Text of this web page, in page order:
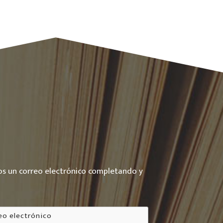
un correo electrónico completando y
*